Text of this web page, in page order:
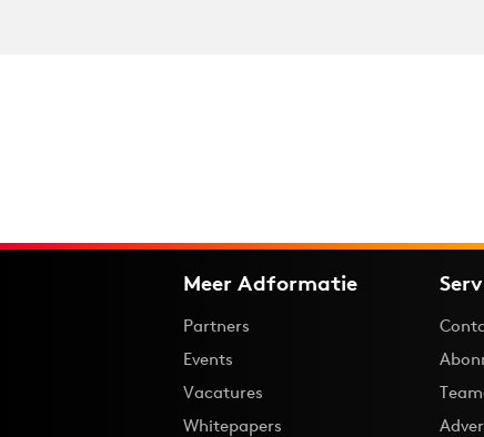
Meer Adformatie
Partners
Events
Vacatures
Whitepapers